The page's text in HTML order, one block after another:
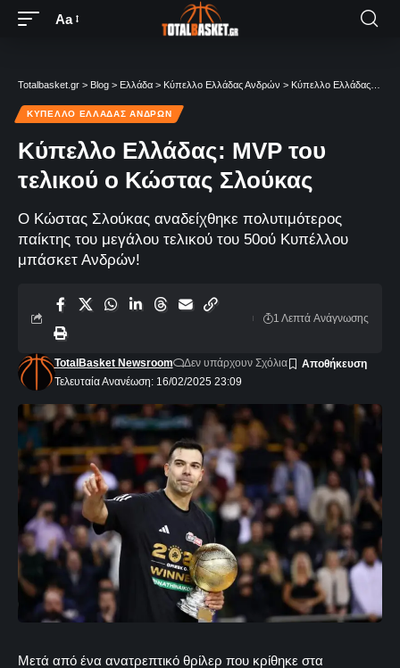
Aa
Totalbasket.gr > Blog > Ελλάδα > Κύπελλο Ελλάδας Ανδρών > Κύπελλο Ελλάδας: MVP του τελικού ο Κώστας Σλούκας
ΚΎΠΕΛΛΟ ΕΛΛΆΔΑΣ ΑΝΔΡΏΝ
Κύπελλο Ελλάδας: MVP του
τελικού ο Κώστας Σλούκας
Ο Κώστας Σλούκας αναδείχθηκε πολυτιμότερος
παίκτης του μεγάλου τελικού του 50ού Κυπέλλου
μπάσκετ Ανδρών!
Τελευταία Ανανέωση: 16/02/2025 23:09
TotalBasket Newsroom Δεν υπάρχουν Σχόλια
1 Λεπτά Aνάγνωσης
Μετά από ένα ανατρεπτικό θρίλερ που κρίθηκε στα